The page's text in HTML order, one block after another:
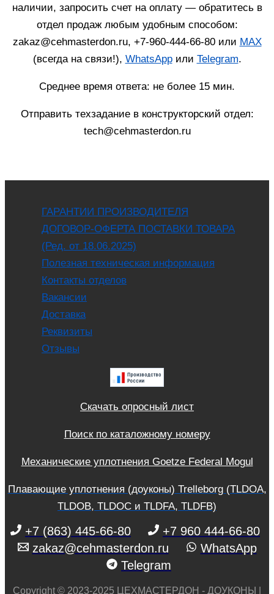
наличии, запросить счет на оплату — обратитесь в
отдел продаж любым удобным способом:
zakaz@cehmasterdon.ru, +7-960-444-66-80 или MAX
(всегда на связи!), WhatsAppили Telegram.
Среднее время ответа: не более 15 мин.
Отправить техзадание в конструкторский отдел:
tech@cehmasterdon.ru
ГАРАНТИИ ПРОИЗВОДИТЕЛЯ
ДОГОВОР-ОФЕРТА ПОСТАВКИ ТОВАРА
(Ред. от 18.06.2025)
Полезная техническая информация
Контакты отделов
Вакансии
Доставка
Реквизиты
Отзывы
Скачать опросный лист
Поиск по каталожному номеру
Механические уплотнения Goetze Federal Mogul
Плавающие уплотнения (доуконы) Trelleborg (TLDOA,
TLDOB, TLDOC и TLDFA, TLDFB)
+7 (863) 445-66-80
+7 960 444-66-80
zakaz@cehmasterdon.ru
WhatsApp
Telegram
Copyright © 2023-2025 ЦЕХМАСТЕРДОН - ДОУКОНЫ |